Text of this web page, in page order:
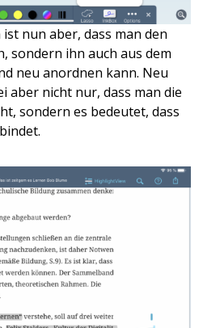
nun aber, dass man den
sondern ihn auch aus dem
neu anordnen kann. Neu
aber nicht nur, dass man die
sondern es bedeutet, dass